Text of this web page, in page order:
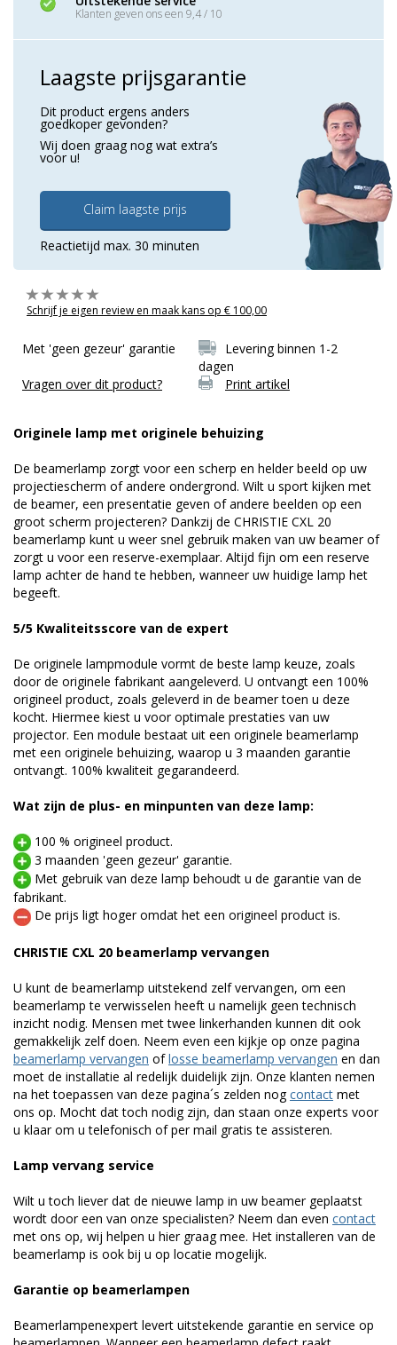
Klanten geven ons een 9,4 / 10
Laagste prijsgarantie
Dit product ergens anders
goedkoper gevonden?
Wij doen graag nog wat extra’s
voor u!
Claim laagste prijs
Reactietijd max. 30 minuten
Schrijf je eigen review en maak kans op € 100,00
Met 'geen gezeur' garantie
Levering binnen 1-2
dagen
Vragen over dit product?
Print artikel
Originele lamp met originele behuizing
De beamerlamp zorgt voor een scherp en helder beeld op uw
projectiescherm of andere ondergrond. Wilt u sport kijken met
de beamer, een presentatie geven of andere beelden op een
groot scherm projecteren? Dankzij de CHRISTIE CXL 20
beamerlamp kunt u weer snel gebruik maken van uw beamer of
zorgt u voor een reserve-exemplaar. Altijd fijn om een reserve
lamp achter de hand te hebben, wanneer uw huidige lamp het
begeeft.
5/5 Kwaliteitsscore van de expert
De originele lampmodule vormt de beste lamp keuze, zoals
door de originele fabrikant aangeleverd. U ontvangt een 100%
origineel product, zoals geleverd in de beamer toen u deze
kocht. Hiermee kiest u voor optimale prestaties van uw
projector. Een module bestaat uit een originele beamerlamp
met een originele behuizing, waarop u 3 maanden garantie
ontvangt. 100% kwaliteit gegarandeerd.
Wat zijn de plus- en minpunten van deze lamp:
100 % origineel product.
3 maanden 'geen gezeur' garantie.
Met gebruik van deze lamp behoudt u de garantie van de
fabrikant.
De prijs ligt hoger omdat het een origineel product is.
CHRISTIE CXL 20 beamerlamp vervangen
U kunt de beamerlamp uitstekend zelf vervangen, om een
beamerlamp te verwisselen heeft u namelijk geen technisch
inzicht nodig. Mensen met twee linkerhanden kunnen dit ook
gemakkelijk zelf doen. Neem even een kijkje op onze pagina
beamerlamp vervangen oflosse beamerlamp vervangen en dan
moet de installatie al redelijk duidelijk zijn. Onze klanten nemen
na het toepassen van deze pagina´s zelden nogcontact met
ons op. Mocht dat toch nodig zijn, dan staan onze experts voor
u klaar om u telefonisch of per mail gratis te assisteren.
Lamp vervang service
Wilt u toch liever dat de nieuwe lamp in uw beamer geplaatst
wordt door een van onze specialisten? Neem dan even contact
met ons op, wij helpen u hier graag mee. Het installeren van de
beamerlamp is ook bij u op locatie mogelijk.
Garantie op beamerlampen
Beamerlampenexpert levert uitstekende garantie en service op